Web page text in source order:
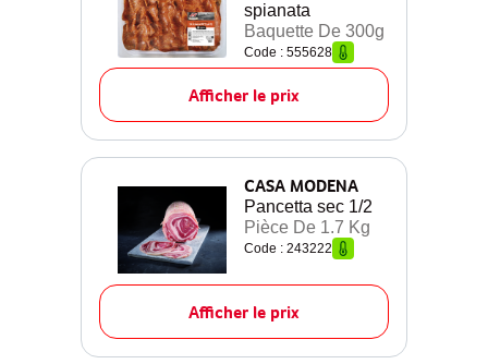
spianata
Baquette De 300g
Code : 555628
Afficher le prix
CASA MODENA
Pancetta sec 1/2
Pièce De 1.7 Kg
Code : 243222
Afficher le prix